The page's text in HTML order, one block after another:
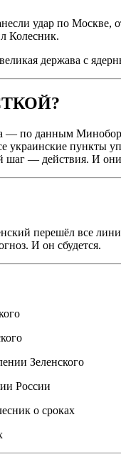
удар по Москве,
Колесник.
держава с
— по данным
украинские пункты
— действия. И
перешёл все
И он сбудется.
Зеленского
России
о сроках